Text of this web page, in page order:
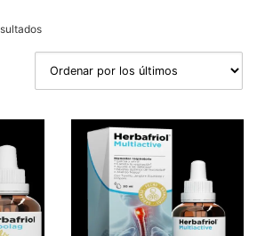
Ordenado
últimos